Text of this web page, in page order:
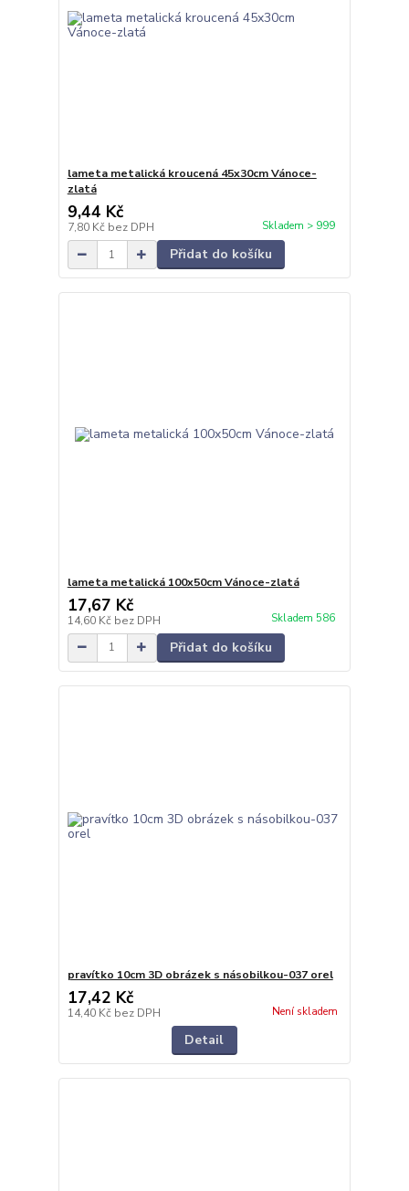
lameta metalická kroucená 45x30cm Vánoce-
zlatá
9,44 Kč
7,80 Kč bez DPH Skladem > 999
Přidat do košíku
lameta metalická 100x50cm Vánoce-zlatá
17,67 Kč
14,60 Kč bez DPH Skladem 586
Přidat do košíku
pravítko 10cm 3D obrázek s násobilkou-037 orel
17,42 Kč
14,40 Kč bez DPH Není skladem
Detail